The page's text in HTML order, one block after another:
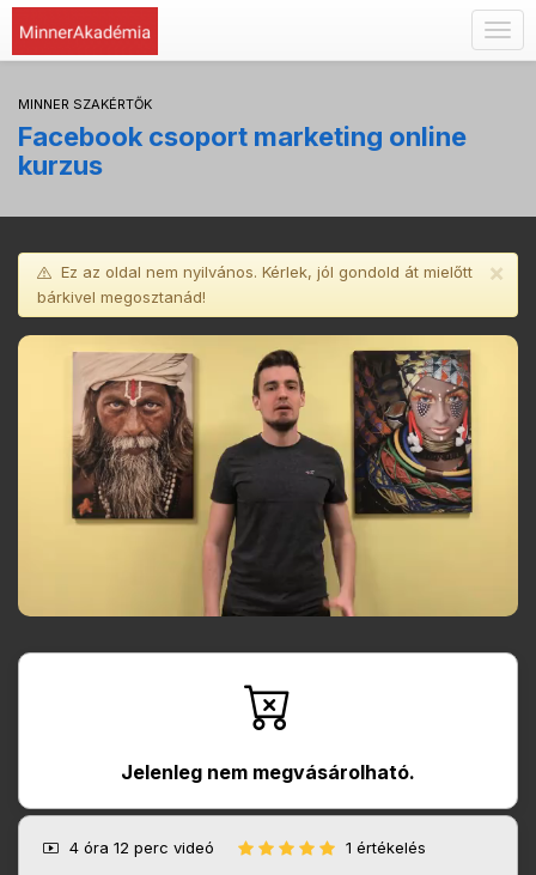
MINNER SZAKÉRTŐK
Facebook csoport marketing online
kurzus
×
Ez az oldal nem nyilvános. Kérlek, jól gondold át mielőtt
bárkivel megosztanád!
Jelenleg nem megvásárolható.
4 óra 12 perc videó
1 értékelés